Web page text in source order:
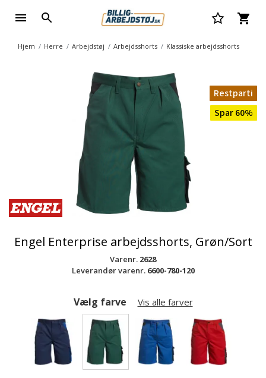
Hjem Herre Arbejdstøj Arbejdsshorts Klassiske arbejdsshorts
Restparti
Spar 60%
Engel Enterprise arbejdsshorts, Grøn/Sort
Varenr. 2628
Leverandør varenr. 6600-780-120
Vælg farve Vis alle farver